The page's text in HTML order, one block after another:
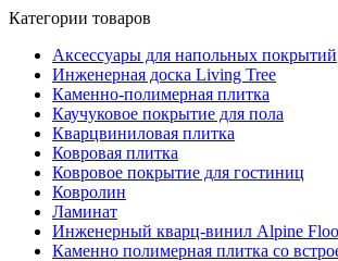
Категории товаров
Аксессуары для напольных покрытий
Инженерная доска Living Tree
Каменно-полимерная плитка
Каучуковое покрытие для пола
Кварцвиниловая плитка
Ковровая плитка
Ковровое покрытие для гостиниц
Ковролин
Ламинат
Инженерный кварц-винил Alpine
Каменно полимерная плитка со